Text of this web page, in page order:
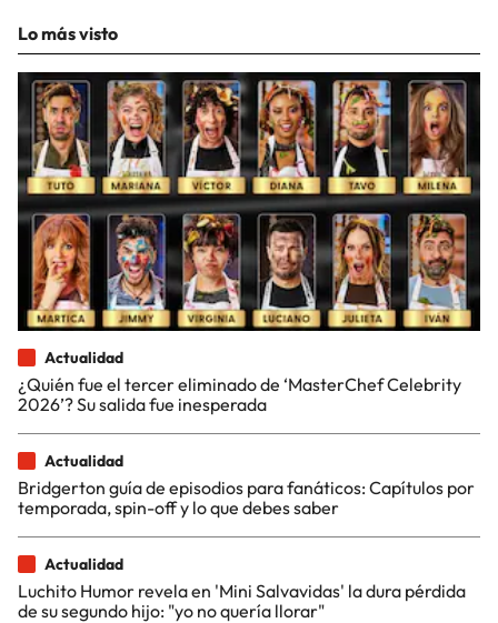
Lo más visto
Actualidad
¿Quién fue el tercer eliminado de ‘MasterChef Celebrity
2026’? Su salida fue inesperada
Actualidad
Bridgerton guía de episodios para fanáticos: Capítulos por
temporada, spin-off y lo que debes saber
Actualidad
Luchito Humor revela en 'Mini Salvavidas' la dura pérdida
de su segundo hijo: "yo no quería llorar"